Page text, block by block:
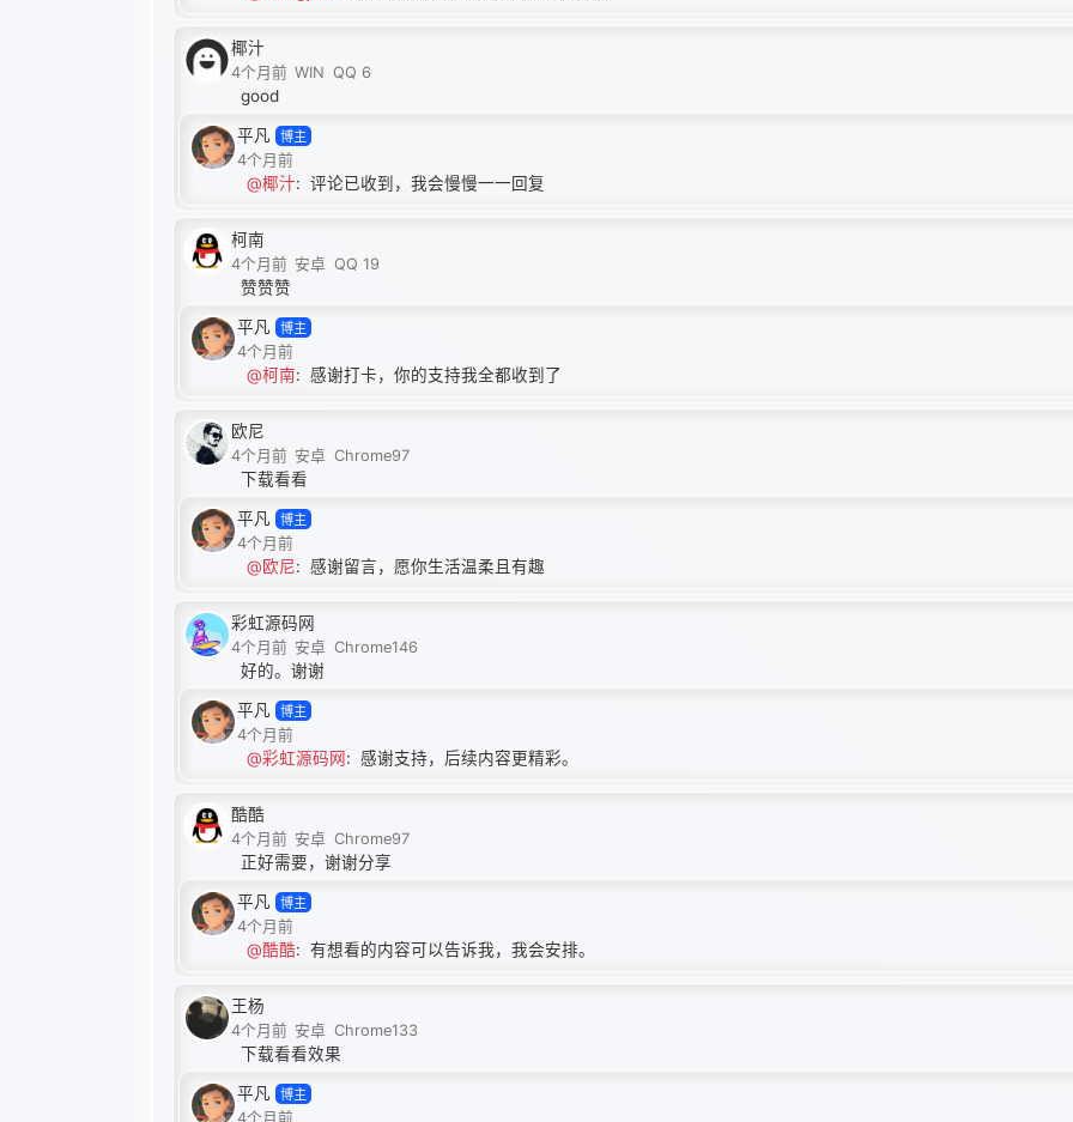
椰汁
4个月前 WIN QQ 6
good
平凡 博主
4个月前
@椰汁: 评论已收到，我会慢慢一一回复
柯南
4个月前 安卓 QQ 19
赞赞赞
平凡 博主
4个月前
@柯南: 感谢打卡，你的支持我全都收到了
欧尼
4个月前 安卓 Chrome97
下载看看
平凡 博主
4个月前
@欧尼: 感谢留言，愿你生活温柔且有趣
彩虹源码网
4个月前 安卓 Chrome146
好的。谢谢
平凡 博主
4个月前
@彩虹源码网: 感谢支持，后续内容更精彩。
酷酷
4个月前 安卓 Chrome97
正好需要，谢谢分享
平凡 博主
4个月前
@酷酷: 有想看的内容可以告诉我，我会安排。
王杨
4个月前 安卓 Chrome133
下载看看效果
平凡 博主
4个月前